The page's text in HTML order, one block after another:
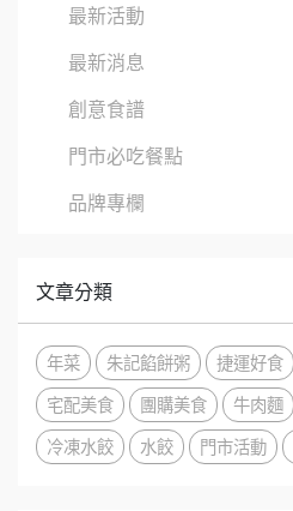
最新活動
最新消息
創意食譜
門市必吃餐點
品牌專欄
文章分類
年菜 朱記餡餅粥 捷運好食
宅配美食
團購美食 牛肉麵
冷凍水餃
水餃 門市活動